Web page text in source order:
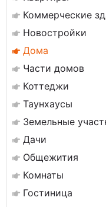
Коммерческие
Новостройки
Дома
Части домов
Коттеджи
Таунхаусы
Земельные
Дачи
Общежития
Комнаты
Гостиница